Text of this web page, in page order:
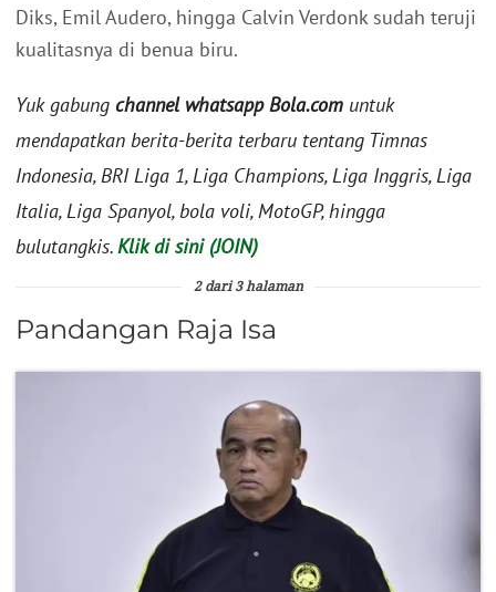
Diks, Emil Audero, hingga Calvin Verdonk sudah teruji
kualitasnya di benua biru.
Yuk gabung channel whatsapp Bola.com untuk
mendapatkan berita-berita terbaru tentang Timnas
Indonesia, BRI Liga 1, Liga Champions, Liga Inggris, Liga
Italia, Liga Spanyol, bola voli, MotoGP, hingga
bulutangkis.Klik di sini (JOIN)
2 dari 3 halaman
Pandangan Raja Isa